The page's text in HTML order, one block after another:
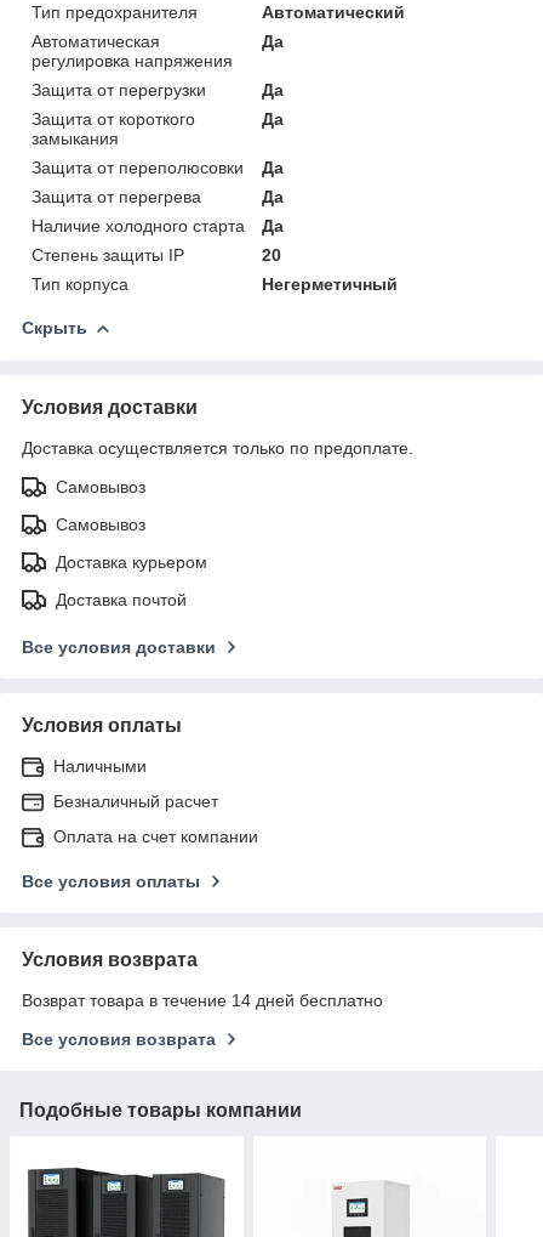
Тип предохранителя
Автоматический
Автоматическая
регулировка напряжения
Да
Защита от перегрузки
Да
Защита от короткого
замыкания
Да
Защита от переполюсовки
Да
Защита от перегрева
Да
Наличие холодного старта
Да
Степень защиты IP
20
Тип корпуса
Негерметичный
Скрыть
Условия доставки
Доставка осуществляется только по предоплате.
Самовывоз
Самовывоз
Доставка курьером
Доставка почтой
Все условия доставки
Условия оплаты
Наличными
Безналичный расчет
Оплата на счет компании
Все условия оплаты
Условия возврата
Возврат товара в течение 14 дней бесплатно
Все условия возврата
Подобные товары компании